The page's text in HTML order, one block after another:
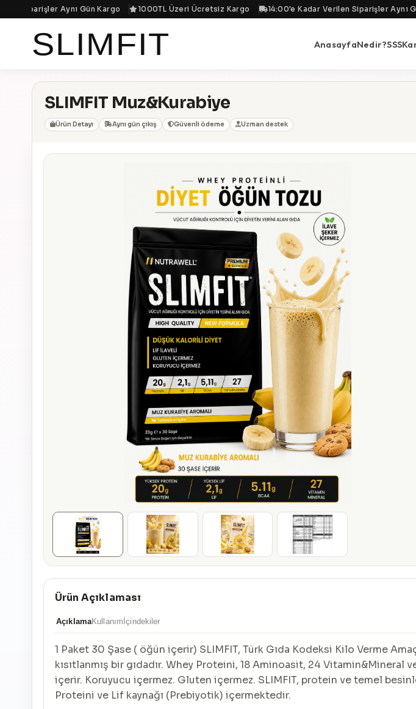
Siparişler Aynı Gün Kargo 1000TL Üzeri Ücretsiz Kargo 14:00'e Kadar Verilen Siparişler Aynı
SLIMFIT AnasayfaNedir?SSS
SLIMFIT Muz&Kurabiye
Ürün Detayı Aynı gün çıkış Güvenli ödeme Uzman destek
Ürün Açıklaması
AçıklamaKullanım İçindekiler
1 Paket 30 Şase ( öğün içerir) SLIMFIT, Türk Gıda Kodeksi Kilo Verme
kısıtlanmış bir gıdadır. Whey Proteini, 18 Aminoasit, 24
içerir. Koruyucu içermez. Gluten içermez. SLIMFIT, protein ve temel
Proteini ve Lif kaynağı (Prebiyotik) içermektedir.